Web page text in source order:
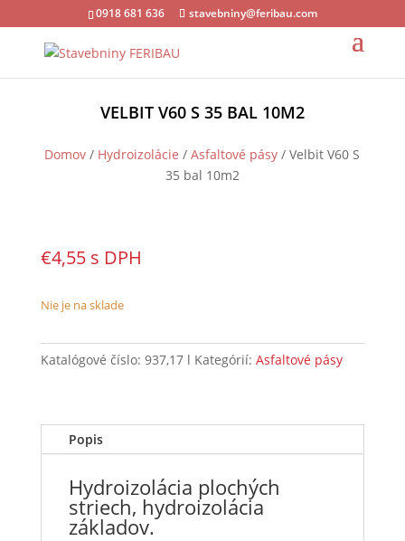
0918 681 636 stavebniny@feribau.com
VELBIT V60 S 35 BAL 10M2
Domov / Hydroizolácie /Asfaltové pásy / Velbit V60 S
35 bal 10m2
€4,55 s DPH
Nie je na sklade
Katalógové číslo: 937,17 Kategórií: Asfaltové pásy
Popis
Hydroizolácia plochých
striech, hydroizolácia
základov.